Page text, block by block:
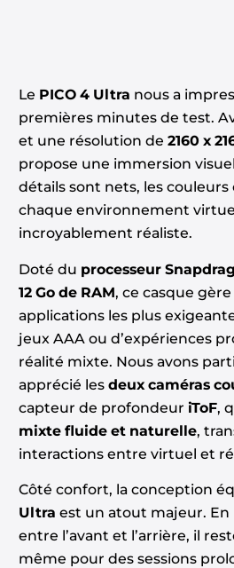
Le PICO 4 Ultra nous a
premières minutes de test.
et une résolution de 2160 x
propose une immersion
détails sont nets, les couleurs
chaque environnement
incroyablement réaliste.
Doté du processeur
12 Go de RAM, ce casque
applications les plus
jeux AAA ou d’expériences
réalité mixte. Nous avons
apprécié les deux caméras
capteur de profondeur iToF,
mixte fluide et naturelle,
interactions entre virtuel et
Côté confort, la conception
Ultra est un atout majeur.
entre l’avant et l’arrière, il
même pour des sessions